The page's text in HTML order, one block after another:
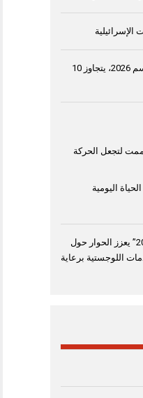
إنتاج القمح في مصر خلال موسم 2026، يتجاوز 10
لتجعل الحركة
اليومية
“منتدى الشارقة للاستثمار 2026” يعزز الحوار حول
اللوجستية برعاية